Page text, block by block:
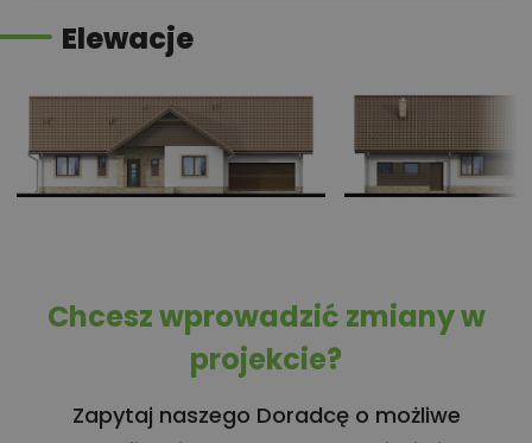
Elewacje
Chcesz wprowadzić zmiany w
projekcie?
Zapytaj naszego Doradcę o możliwe